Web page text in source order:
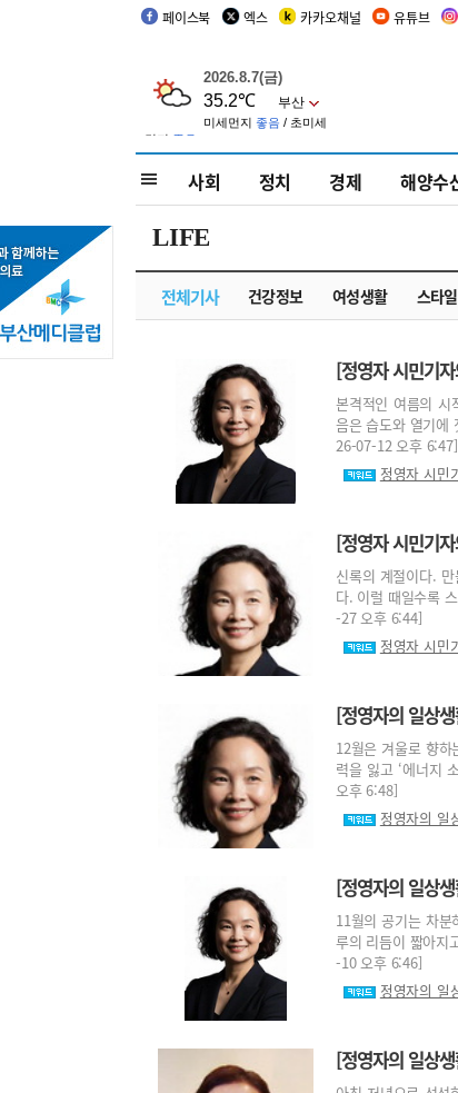
페이스북 엑스 카카오채널 유튜브
사회 정치 경제 해양수
전체기사 건강정보 여성생활 스타일
LIFE
[정영자 시민기
본격적인 여름의 시
음은 습도와 열기
26-07-12 오후 6:47]
정영자 시민
[정영자 시민기
신록의 계절이다.
다. 이럴 때일수록
-27 오후 6:44]
정영자 시민
[정영자의 일상
12월은 겨울로 향하
력을 잃고 ‘에너지
오후 6:48]
정영자의 일
[정영자의 일상
11월의 공기는 차
루의 리듬이 짧아
-10 오후 6:46]
정영자의 일
[정영자의 일상